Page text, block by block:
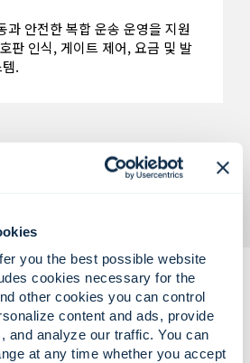
you the best possible website
cookies necessary for the
other cookies you can control
content and ads, provide
and analyze our traffic. You can
at any time whether you accept
과 안전한 복합 운송 운영을 지원
판 인식, 게이트 제어, 요금 및 발
.